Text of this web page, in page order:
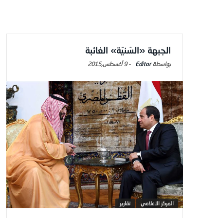
الجبهة «السُنيّة» الغائبة
Editor
-9 أغسطس,2015
المركز الاعلامي تقارير